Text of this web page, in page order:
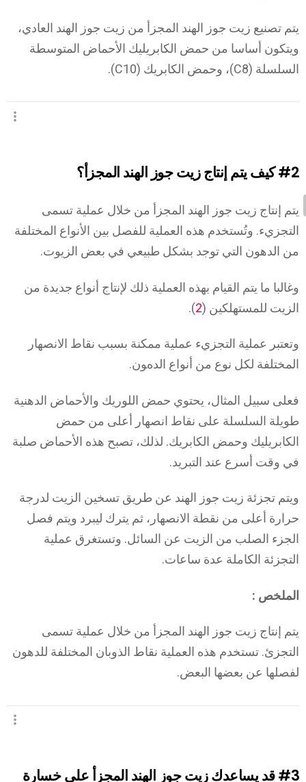
يتم تصنيع زيت جوز الهند المجزأ من زيت جوز الهند العادي،
ويتكون أساسا من حمض الكابريليك الأحماض المتوسطة
السلسلة (C8)، وحمض الكابريك (C10).
#2كيف يتم إنتاج زيت جوز الهند المجزأ؟
يتم إنتاج زيت جوز الهند المجزأ من خلال عملية تسمى
التجزيء. وتُستخدم هذه العملية للفصل بين الأنواع المختلفة
من الدهون التي توجد بشكل طبيعي في بعض الزيوت.
وغالبا ما يتم القيام بهذه العملية ذلك لإنتاج أنواع جديدة من
الزيت للمستهلكين (2
).
وتعتبر عملية التجزيء عملية ممكنة بسبب ﻧﻘﺎط الاﻧﺼﻬﺎر
المختلفة لكل نوع من أنواع اﻟﺪهﻮن.
فعلى سبيل المثال، يحتوي حمض اللوريك والأحماض الدهنية
طويلة السلسلة على نقاط انصهار أعلى من حمض
الكابريليك وحمض الكابريك. لذلك، تصبح هذه الأحماض صلبة
في وقت أسرع عند التبريد.
ويتم تجزئة زيت جوز الهند عن طريق تسخين الزيت لدرجة
حرارة أعلى من نقطة الانصهار، ثم يترك ليبرد ويتم فصل
الجزء الصلب من الزيت عن السائل. وتستغرق عملية
التجزئة الكاملة عدة ساعات.
الملخص :
يتم إنتاج زيت جوز الهند المجزأ من خلال عملية تسمى
التجزئ. تستخدم هذه العملية نقاط الذوبان المختلفة للدهون
لفصلها عن بعضها البعض.
#3قد يساعدك زيت جوز الهند المجزأ على خسارة